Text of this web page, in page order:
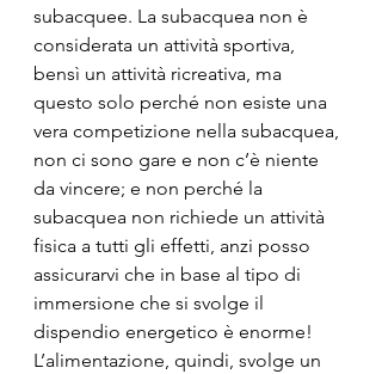
subacquee. La subacquea non è
considerata un attività sportiva,
bensì un attività ricreativa, ma
questo solo perché non esiste una
vera competizione nella subacquea,
non ci sono gare e non c’è niente
da vincere; e non perché la
subacquea non richiede un attività
fisica a tutti gli effetti, anzi posso
assicurarvi che in base al tipo di
immersione che si svolge il
dispendio energetico è enorme!
L’alimentazione, quindi, svolge un